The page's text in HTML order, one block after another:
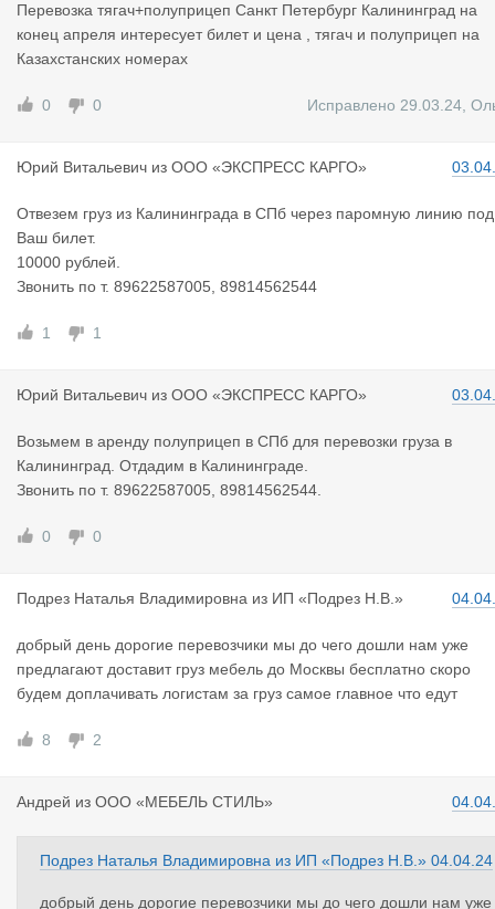
Перевозка тягач+полуприцеп Санкт Петербург Калининград на
конец апреля интересует билет и цена , тягач и полуприцеп на
Казахстанских номерах
0 0 Исправлено 29.03.24
Юрий Витальевич из ООО «ЭКСПРЕСС КАРГО»
Отвезем груз из Калининграда в СПб через паромную линию под
Ваш билет.
10000 рублей.
Звонить по т. 89622587005, 89814562544
1 1
Юрий Витальевич из ООО «ЭКСПРЕСС КАРГО»
Возьмем в аренду полуприцеп в СПб для перевозки груза в
Калининград. Отдадим в Калининграде.
Звонить по т. 89622587005, 89814562544.
0 0
Подрез Наталья Владимировна из ИП «Подрез Н.В.»
добрый день дорогие перевозчики мы до чего дошли нам уже
предлагают доставит груз мебель до Москвы бесплатно скоро
будем доплачивать логистам за груз самое главное что едут
8 2
Андрей из ООО «МЕБЕЛЬ СТИЛЬ»
Подрез Наталья Владимировна из ИП «Подрез Н.В.» 04.04.24
добрый день дорогие перевозчики мы до чего дошли нам уже